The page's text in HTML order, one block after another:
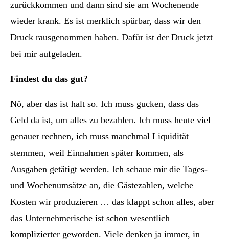
zurückkommen und dann sind sie am Wochenende
wieder krank. Es ist merklich spürbar, dass wir den
Druck rausgenommen haben. Dafür ist der Druck jetzt
bei mir aufgeladen.
Findest du das gut?
Nö, aber das ist halt so. Ich muss gucken, dass das
Geld da ist, um alles zu bezahlen. Ich muss heute viel
genauer rechnen, ich muss manchmal Liquidität
stemmen, weil Einnahmen später kommen, als
Ausgaben getätigt werden. Ich schaue mir die Tages-
und Wochenumsätze an, die Gästezahlen, welche
Kosten wir produzieren … das klappt schon alles, aber
das Unternehmerische ist schon wesentlich
komplizierter geworden. Viele denken ja immer, in